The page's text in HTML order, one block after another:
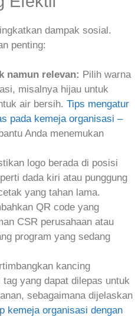
dampak sosial.
penting:
namun relevan: Pilih warna
misalnya hijau untuk
air bersih. Tips mengatur
pada kemeja organisasi –
Anda menemukan
logo berada di posisi
dada kiri atau punggung
yang tahan lama.
QR code yang
CSR perusahaan atau
program yang sedang
kancing
yang dapat dilepas untuk
sebagaimana dijelaskan
kemeja organisasi dengan